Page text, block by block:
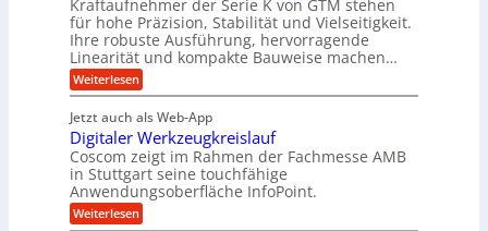
c
h
n
d
e
t
i
e
b
e
f
d
A
u
f
t
r
a
g
s
e
i
s
e
,
w
e
n
i
g
e
r
S
t
a
n
g
e
n
e
t
r
i
e
b
e
Kraftaufnehmer der Serie K von GTM stehen
für hohe Präzision, Stabilität und Vielseitigkeit.
Ihre robuste Ausführung, hervorragende
Linearität und kompakte Bauweise machen…
Weiterlesen:
P
ä
z
i
s
i
o
n
Jetzt auch als Web-App
Digitaler Werkzeugkreislauf
Coscom zeigt im Rahmen der Fachmesse AMB
in Stuttgart seine touchfähige
Anwendungsoberfläche InfoPoint.
Weiterlesen:
D